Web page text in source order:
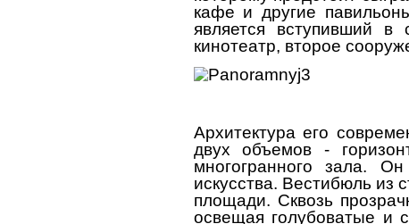
кафе и другие
является вступивший
кинотеатр, второе
Архитектура его
двух объемов -
многогранного зала.
искусства. Вестибюль из
площади. Сквозь
освещая голубоватые и